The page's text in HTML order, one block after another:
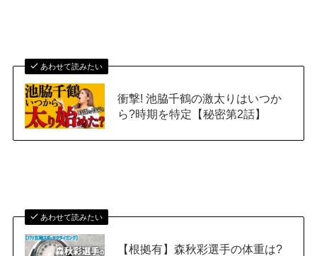
あわせて読みたい
衝撃! 池脇千鶴の激太りはいつか
ら?時期を特定【秘密第2話】
あわせて読みたい
【根拠有】森秋彩選手の体重は?